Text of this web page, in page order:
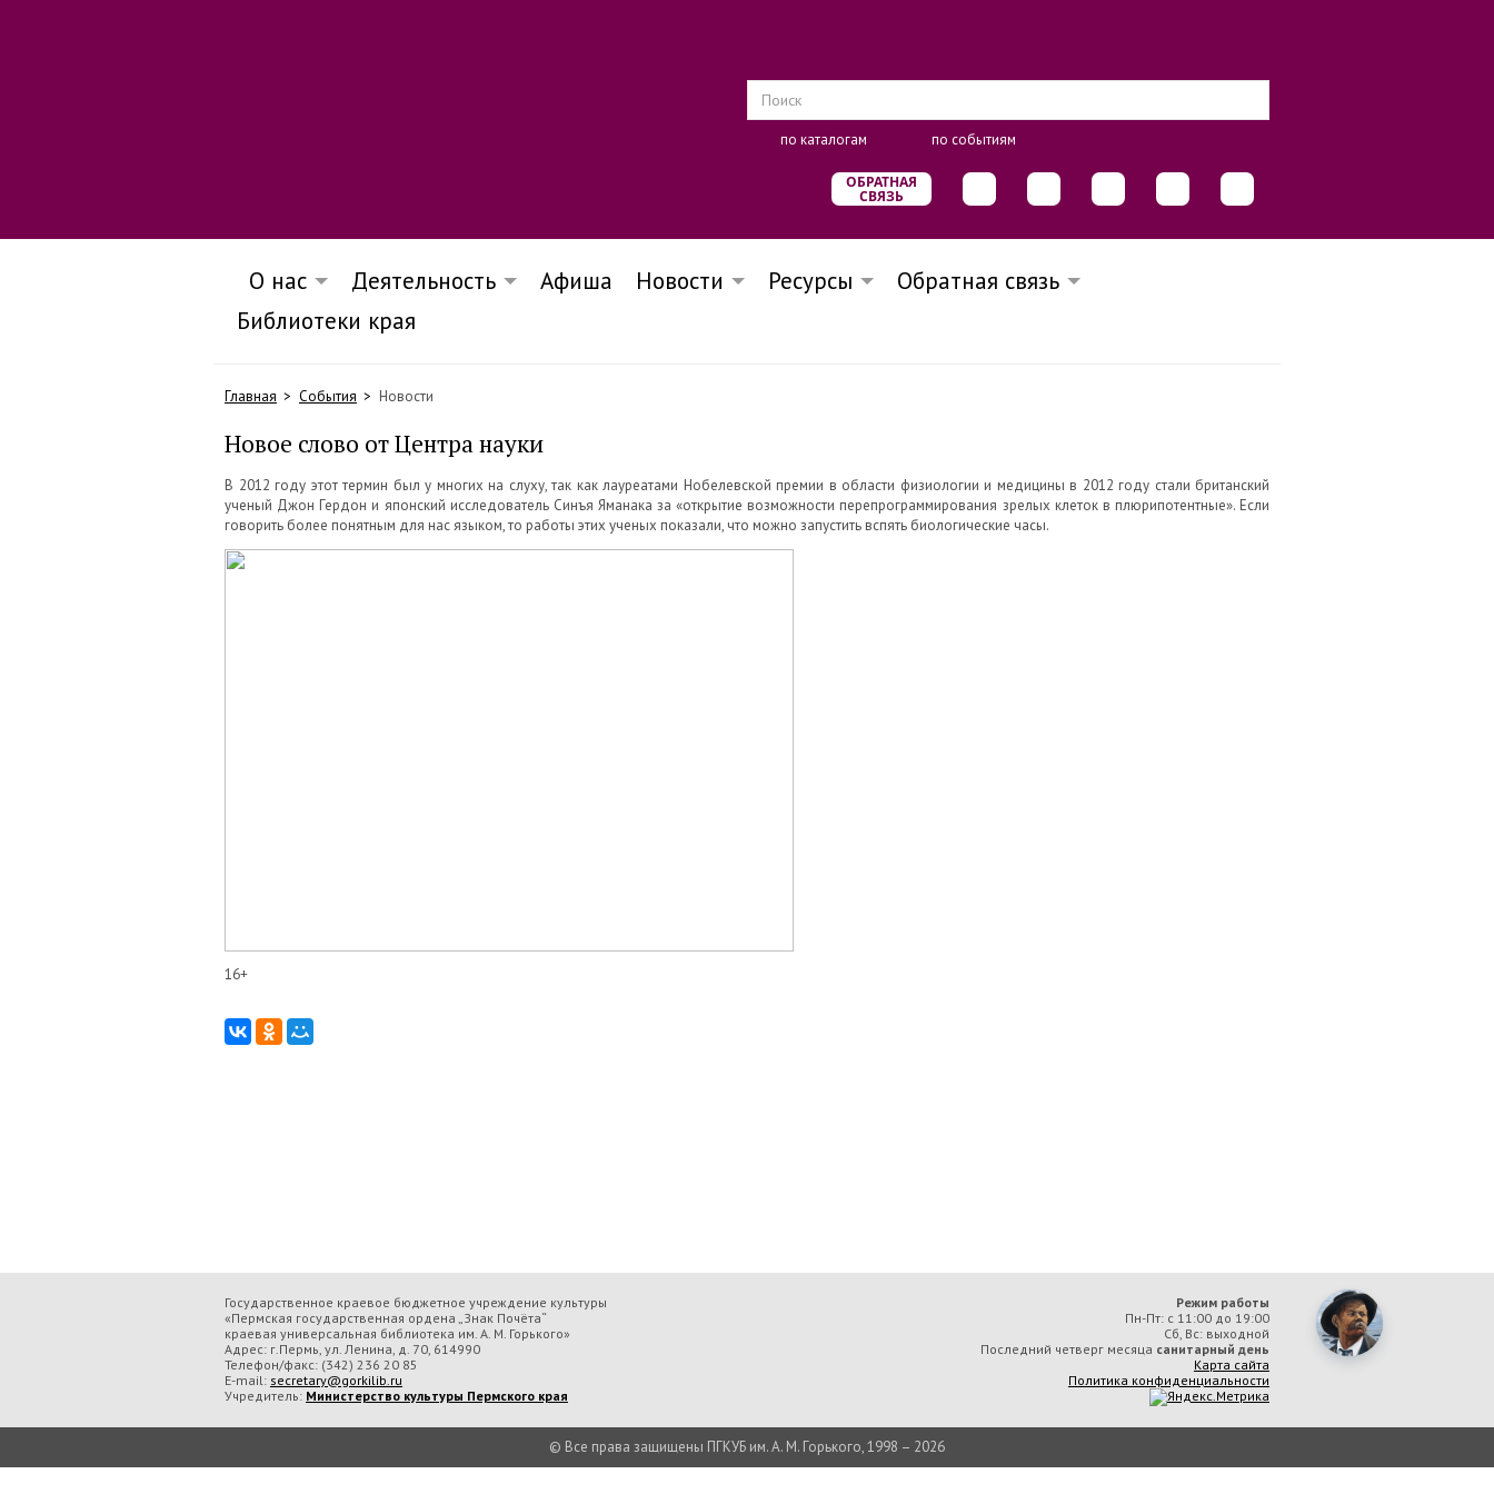
по каталогам по событиям
ОБРАТНАЯ
СВЯЗЬ
О нас Деятельность Афиша Новости Ресурсы
Обратная связь
Библиотеки края
Главная События Новости
Новое слово от Центра науки
В 2012 году этот термин был у многих на слуху, так как лауреатами Нобелевской премии в области физиологии и медицины в 2012 году стали британский
ученый Джон Гердон и японский исследователь Синъя Яманака за «открытие возможности перепрограммирования зрелых клеток в плюрипотентные». Если
говорить более понятным для нас языком, то работы этих ученых показали, что можно запустить вспять биологические часы.
16+
Государственное краевое бюджетное учреждение культуры
«Пермская государственная ордена „Знак Почёта“
краевая универсальная библиотека им. А. М. Горького»
Адрес: г.Пермь, ул. Ленина, д. 70, 614990
Телефон/факс: (342) 236 20 85
E-mail: secretary@gorkilib.ru
Учредитель: Министерство культуры Пермского края
Режим работы
Пн-Пт: с 11:00 до 19:00
Сб, Вс: выходной
Последний четверг месяца санитарный день
Карта сайта
Политика конфиденциальности
© Все права защищены ПГКУБ им. А. М. Горького, 1998 – 2026
Во время посещения сайта Государственное краевое бюджетное учреждение культуры «Пермская государственная ордена „Знак Почёта“ краевая универсальная библиотека им. А. М. Горького» вы соглашаетесь с тем, что мы
обрабатываем данные с использованием метрических программ.